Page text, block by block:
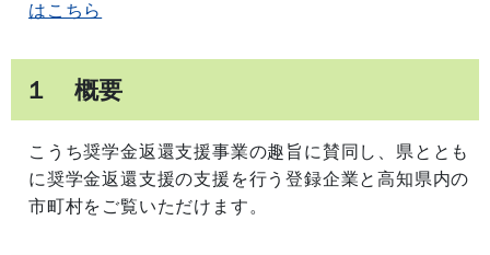
はこちら
１ 概要
こうち奨学金返還支援事業の趣旨に賛同し、県ととも
に奨学金返還支援の支援を行う登録企業と高知県内の
市町村をご覧いただけます。